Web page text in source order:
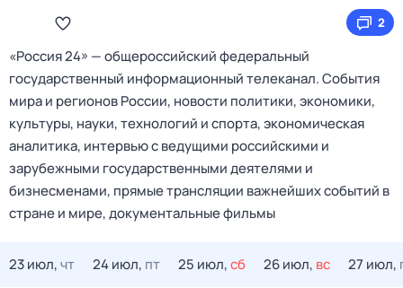
2
«Россия 24» — общероссийский федеральный
государственный информационный телеканал. События
мира и регионов России, новости политики, экономики,
культуры, науки, технологий и спорта, экономическая
аналитика, интервью с ведущими российскими и
зарубежными государственными деятелями и
бизнесменами, прямые трансляции важнейших событий в
стране и мире, документальные фильмы
23 июл,чт 24 июл, пт 25 июл,сб 26 июл, вс 27 июл,